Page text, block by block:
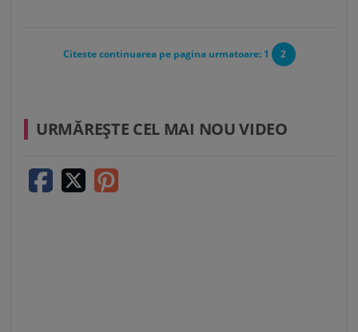
Citeste continuarea pe pagina urmatoare: 1 2
URMĂREŞTE CEL MAI NOU VIDEO